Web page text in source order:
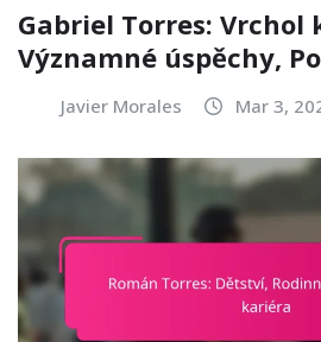
Gabriel Torres: Vrchol
Významné úspěchy,
Javier Morales Mar 3,